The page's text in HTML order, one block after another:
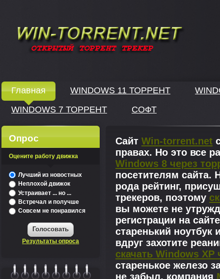
Главная WINDOWS 11 ТОРРЕНТ
WINDOWS 7 ТОРРЕНТ
СОФТ
Сайт Win-torrent.net
правах. Но это все
Windows 8 через
посетителям сайта.
рода рейтинг,
трекеров, поэтому
вы можете не
регистрации на
старенький
вдруг захотите
скачать Windows XP
старенькое железо
не забыл, компания
Опрос
Оцените работу движка
Лучший из новостных
Неплохой движок
Устраивает ... но ...
Встречал и получше
Совсем не понравился
Голосовать
Результаты опроса